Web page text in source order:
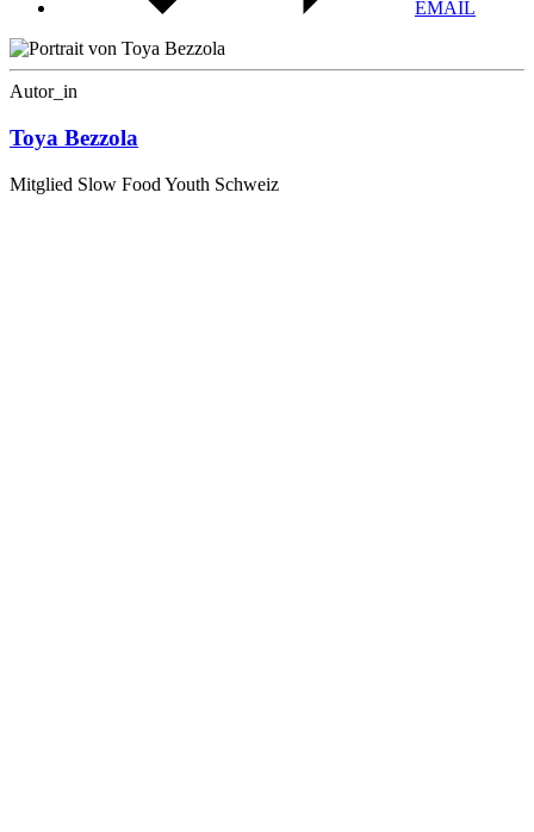
EMAIL
Autor_in
Toya Bezzola
Mitglied Slow Food Youth Schweiz